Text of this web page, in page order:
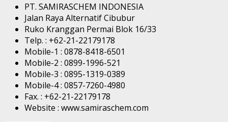
PT. SAMIRASCHEM INDONESIA
Jalan Raya Alternatif Cibubur
Ruko Kranggan Permai Blok 16/33
Telp. : +62-21-22179178
Mobile-1 : 0878-8418-6501
Mobile-2 : 0899-1996-521
Mobile-3 : 0895-1319-0389
Mobile-4 : 0857-7260-4980
Fax. : +62-21-22179178
Website : www.samiraschem.com